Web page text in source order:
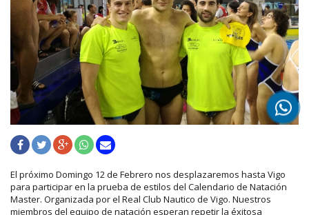
El próximo Domingo 12 de Febrero nos desplazaremos hasta Vigo
para participar en la prueba de estilos del Calendario de Natación
Master. Organizada por el Real Club Nautico de Vigo. Nuestros
miembros del equipo de natación esperan repetir la éxitosa